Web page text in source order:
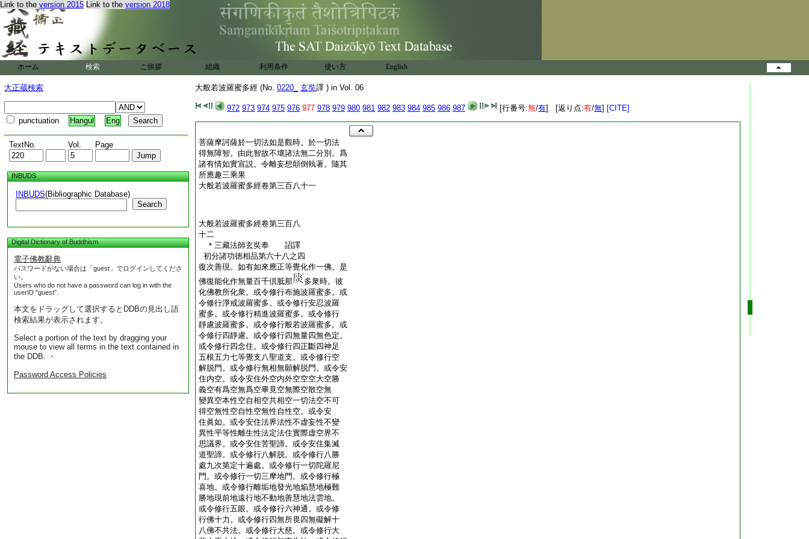
Link to the version 2015 Link to the version 2018
ホーム 検索 ご挨拶 組織 利用条件 使い方 English
大正蔵検索
punctuation Hangul Eng
TextNo. Vol. Page
INBUDS
INBUDS(Bibliographic Database)
Search
Digital Dictionary of Buddhism
電子佛教辭典
パスワードがない場合は「guest」でログインしてくださ
い。
Users who do not have a password can log in with the
userID "guest".
本文をドラッグして選択するとDDBの見出し語
検索結果が表示されます。
Select a portion of the text by dragging your
mouse to view all terms in the text contained in
the DDB. ・
Password Access Policies
大般若波羅蜜多經 (No. 0220_ 玄奘譯 ) in Vol. 06
972 973 974 975 976 977 978 979 980 981 982 983 984 985 986 987 [行番号:無/有] [返り点:有/無] [CITE]
菩薩摩訶薩於一切法如是觀時。於一切法
得無障智。由此智故不壞諸法無二分別。爲
諸有情如實宣説。令離妄想顛倒執著。隨其
所應趣三乘果
大般若波羅蜜多經卷第三百八十一
大般若波羅蜜多經卷第三百八
十二
＊三藏法師玄奘奉 詔譯
初分諸功徳相品第六十八之四
復次善現。如有如來應正等覺化作一佛。是
佛復能化作無量百千倶胝那
多衆時。彼
化佛教所化衆。或令修行布施波羅蜜多。或
令修行淨戒波羅蜜多。或令修行安忍波羅
蜜多。或令修行精進波羅蜜多。或令修行
靜慮波羅蜜多。或令修行般若波羅蜜多。或
令修行四靜慮。或令修行四無量四無色定。
或令修行四念住。或令修行四正斷四神足
五根五力七等覺支八聖道支。或令修行空
解脱門。或令修行無相無願解脱門。或令安
住内空。或令安住外空内外空空空大空勝
義空有爲空無爲空畢竟空無際空散空無
變異空本性空自相空共相空一切法空不可
得空無性空自性空無性自性空。或令安
住眞如。或令安住法界法性不虚妄性不變
異性平等性離生性法定法住實際虚空界不
思議界。或令安住苦聖諦。或令安住集滅
道聖諦。或令修行八解脱。或令修行八勝
處九次第定十遍處。或令修行一切陀羅尼
門。或令修行一切三摩地門。或令修行極
喜地。或令修行離垢地發光地焔慧地極難
勝地現前地遠行地不動地善慧地法雲地。
或令修行五眼。或令修行六神通。或令修
行佛十力。或令修行四無所畏四無礙解十
八佛不共法。或令修行大慈。或令修行大